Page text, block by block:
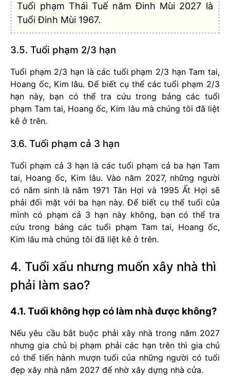
Tuổi phạm Thái Tuế năm Đinh Mùi 2027 là
Tuổi Đinh Mùi 1967.
3.5. Tuổi phạm 2/3 hạn
Tuổi phạm 2/3 hạn là các tuổi phạm 2/3 hạn Tam tai,
Hoang ốc, Kim lâu. Để biết cụ thể các tuổi phạm 2/3
hạn này, bạn có thể tra cứu trong bảng các tuổi
phạm Tam tai, Hoang ốc, Kim lâu mà chúng tôi đã liệt
kê ở trên.
3.6. Tuổi phạm cả 3 hạn
Tuổi phạm cả 3 hạn là các tuổi phạm cả ba hạn Tam
tai, Hoang ốc, Kim lâu. Vào năm 2027, những người
có năm sinh là năm 1971 Tân Hợi và 1995 Ất Hợi sẽ
phải đối mặt với ba hạn này. Để biết cụ thể tuổi của
mình có phạm cả 3 hạn này không, bạn có thể tra
cứu trong bảng các tuổi phạm Tam tai, Hoang ốc,
Kim lâu mà chúng tôi đã liệt kê ở trên.
4. Tuổi xấu nhưng muốn xây nhà thì
phải làm sao?
4.1. Tuổi không hợp có làm nhà được không?
Nếu yêu cầu bắt buộc phải xây nhà trong năm 2027
nhưng gia chủ bị phạm phải các hạn trên thì gia chủ
có thể tiến hành mượn tuổi của những người có tuổi
đẹp xây nhà năm 2027 để nhờ xây dựng nhà cửa.